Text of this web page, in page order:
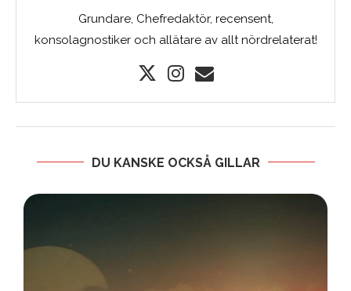
Grundare, Chefredaktör, recensent,
konsolagnostiker och allätare av allt nördrelaterat!
DU KANSKE OCKSÅ GILLAR